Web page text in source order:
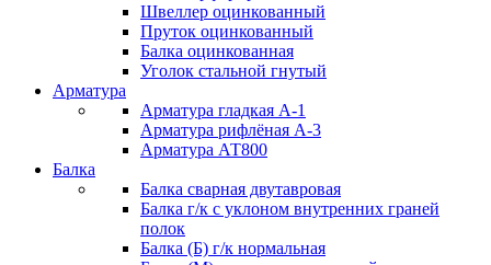
Швеллер оцинкованный
Пруток оцинкованный
Балка оцинкованная
Уголок стальной гнутый
Арматура
Арматура гладкая А-1
Арматура рифлёная А-3
Арматура АТ800
Балка
Балка сварная двутавровая
Балка г/к с уклоном внутренних граней
полок
Балка (Б) г/к нормальная